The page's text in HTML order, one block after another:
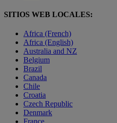
SITIOS WEB LOCALES:
Africa (French)
Africa (English)
Australia and NZ
Belgium
Brazil
Canada
Chile
Croatia
Czech Republic
Denmark